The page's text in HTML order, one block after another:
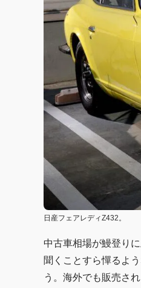
日産フェアレディZ432。
中古車相場が鰻登り
聞くことすら憚るよ
う。海外でも販売さ